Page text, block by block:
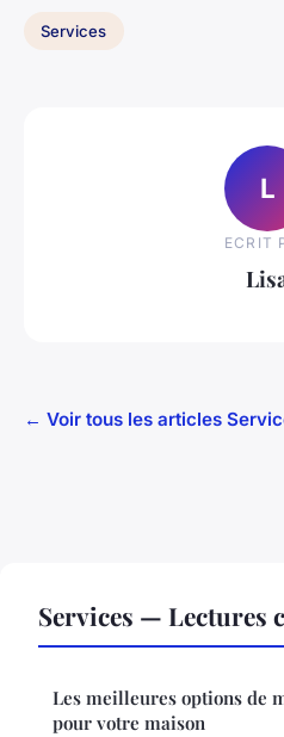
Services
L
ECRIT
← Voir tous les articles
Services — Lectures
Les meilleures options de
pour votre maison